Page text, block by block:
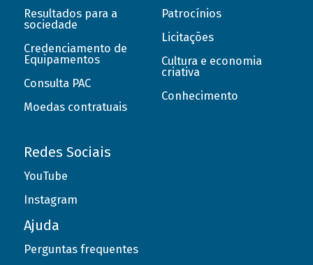
Resultados para a
sociedade
Credenciamento de
Equipamentos
Consulta PAC
Moedas contratuais
Patrocínios
Licitações
Cultura e economia
criativa
Conhecimento
Redes Sociais
YouTube
Instagram
Ajuda
Perguntas frequentes